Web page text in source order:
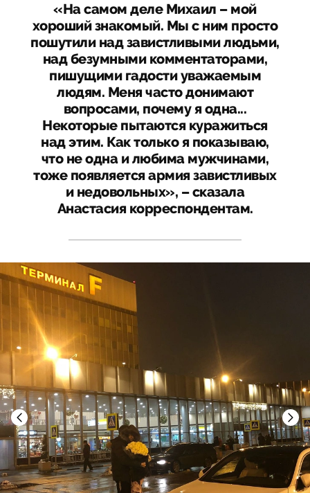
«На самом деле Михаил – мой
хороший знакомый. Мы с ним просто
пошутили над завистливыми людьми,
над безумными комментаторами,
пишущими гадости уважаемым
людям. Меня часто донимают
вопросами, почему я одна...
Некоторые пытаются куражиться
над этим. Как только я показываю,
что не одна и любима мужчинами,
тоже появляется армия завистливых
и недовольных», – сказала
Анастасия корреспондентам.